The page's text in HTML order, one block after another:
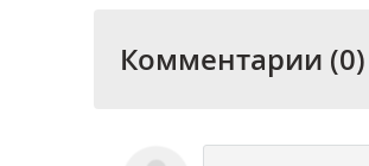
Комментарии (0)